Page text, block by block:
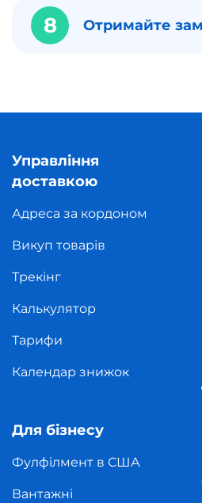
8 Отримайте
Управління
доставкою
Адреса за кордоном
Викуп товарів
Трекінг
Калькулятор
Тарифи
Календар знижок
Для бізнесу
Фулфілмент в США
Вантажні